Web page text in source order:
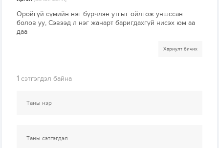
Оройгүй сүмийн нэг бүрчлэн утгыг ойлгож уншссан
болов уу, Сэвээд л нэг жанарт баригдахгүй нисэх юм аа
даа
Хариулт бичих
1 сэтгэгдэл байна